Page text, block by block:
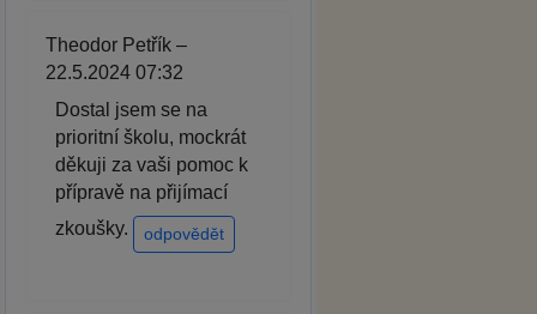
Theodor Petřík –
22.5.2024 07:32
Dostal jsem se na
prioritní školu, mockrát
děkuji za vaši pomoc k
přípravě na přijímací
zkoušky.
odpovědět